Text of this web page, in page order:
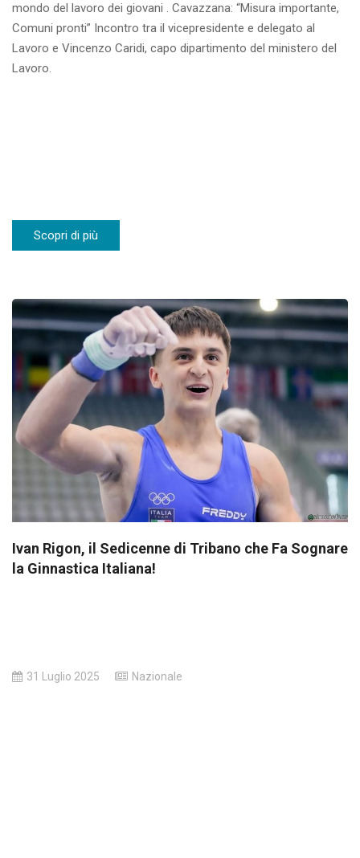
mondo del lavoro dei giovani . Cavazzana: “Misura importante,
Comuni pronti” Incontro tra il vicepresidente e delegato al
Lavoro e Vincenzo Caridi, capo dipartimento del ministero del
Lavoro.
Scopri di più
Ivan Rigon, il Sedicenne di Tribano che Fa Sognare
la Ginnastica Italiana!
31 Luglio 2025 Nazionale